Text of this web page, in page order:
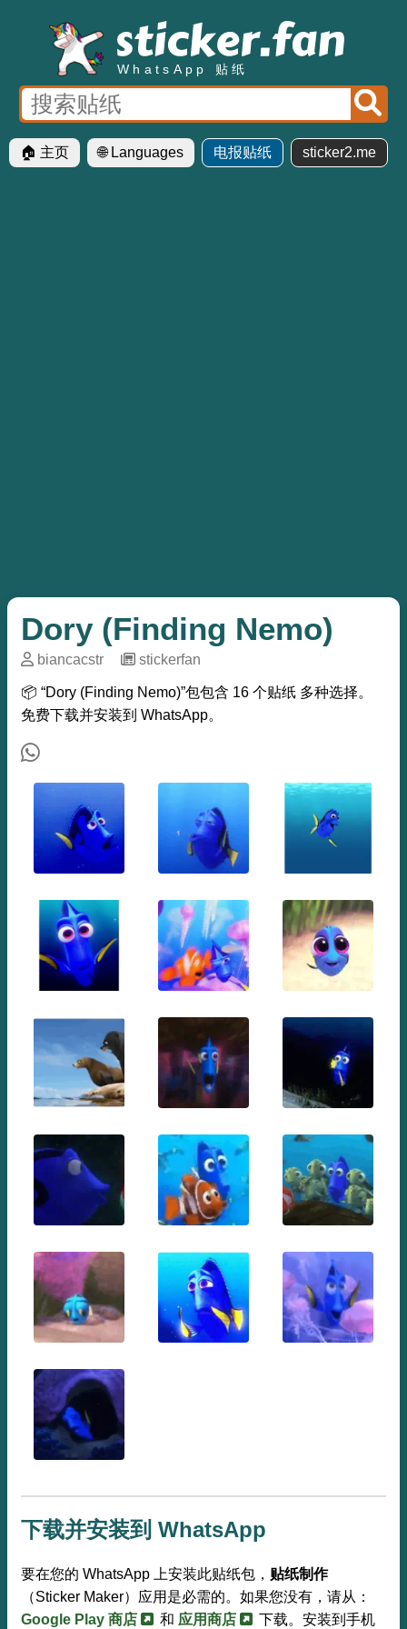
WhatsApp 贴纸
🏠 主页 🌐 Languages 电报贴纸 sticker2.me
Dory (Finding Nemo)
biancacstr stickerfan
📦 “Dory (Finding Nemo)”包包含 16 个贴纸 多种选择。
免费下载并安装到 WhatsApp。
下载并安装到 WhatsApp
要在您的 WhatsApp 上安装此贴纸包， 贴纸制作
（Sticker Maker）应用是必需的。如果您没有，请从：
Google Play 商店
和 应用商店 下载。安装到手机